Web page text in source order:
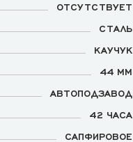
ОТСУТСТВУЕТ
СТАЛЬ
КАУЧУК
44 ММ
АВТОПОДЗАВОД
42 ЧАСА
САПФИРОВОЕ